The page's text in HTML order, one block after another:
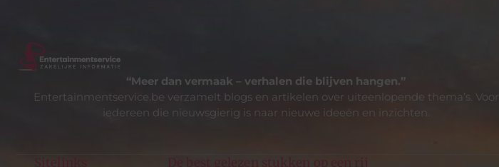
“Meer dan vermaak – verhalen die blijven hangen.”
Entertainmentservice.be verzamelt blogs en artikelen over uiteenlopende thema’s. Voor
iedereen die nieuwsgierig is naar nieuwe ideeën en inzichten.